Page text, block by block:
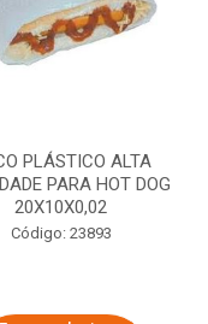
PLÁSTICO ALTA
PARA HOT DOG
20X10X0,02
Código: 23893